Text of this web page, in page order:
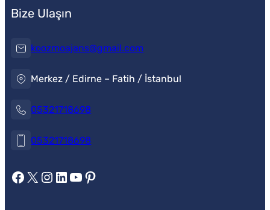
Bize Ulaşın
koozmoajans@gmail.com
Merkez / Edirne – Fatih / İstanbul
05321718698
05321718698
https://www.facebook.com/koozmoajans https://x.com/koozmoajans https://www.instagram.com/koozmoajans/ https://www.linkedin.com/in/koozmo-ajans/ https://www.youtube.com/@videotanitim Pinterest